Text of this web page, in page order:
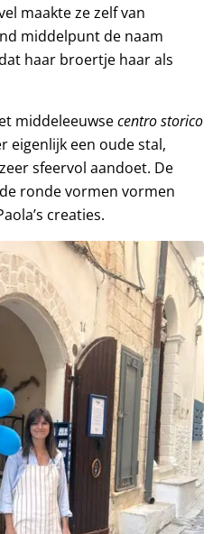
maakte ze zelf van
middelpunt de naam
haar broertje haar als
middeleeuwsecentro storico
eigenlijk een oude stal,
sfeervol aandoet. De
ronde vormen vormen
creaties.